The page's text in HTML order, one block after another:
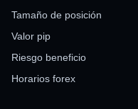
Tamaño de posición
Valor pip
Riesgo beneficio
Horarios forex